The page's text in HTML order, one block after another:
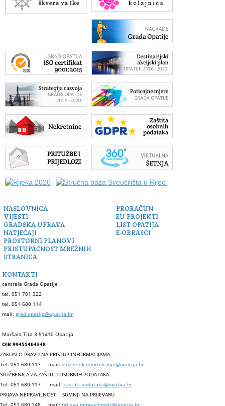
NASLOVNICA
VIJESTI
GRADSKA UPRAVA
NATJEČAJI
PROSTORNI PLANOVI
PRISTUPAČNOST MREŽNIH
STRANICA
PRORAČUN
EU PROJEKTI
LIST OPATIJA
E-OBRASCI
KONTAKTI
centrala Grada Opatije
tel. 051 701 322
tel. 051 680 114
mail:grad.opatija@opatija.hr
Maršala Tita 3 51410 Opatija
OIB 99455464348
ZAKON O PRAVU NA PRISTUP INFORMACIJAMA
Tel. 051 680 117 mail: sluzbenik.informiranje@opatija.hr
SLUŽBENICA ZA ZAŠTITU OSOBNIH PODATAKA
Tel. 051 680 117
mail: zastita.podataka@opatija.hr
PRIJAVA NEPRAVILNOSTI I SUMNJI NA PRIJEVARU
Tel. 051 680 148
mail: prijava.nepravilnosti@opatija.hr